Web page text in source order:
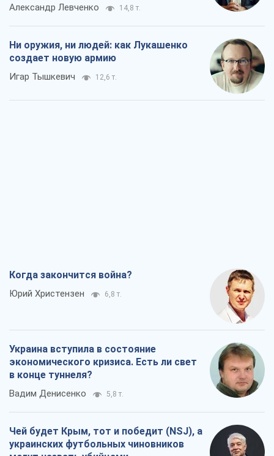
Александр Левченко 14,8 т.
Ни оружия, ни людей: как Лукашенко
создает новую армию
Игар Тышкевич 12,6 т.
Когда закончится война?
Юрий Христензен 6,8 т.
Украина вступила в состояние
экономического кризиса. Есть ли свет
в конце туннеля?
Вадим Денисенко 5,8 т.
Чей будет Крым, тот и победит (NSJ), а
украинских футбольных чиновников